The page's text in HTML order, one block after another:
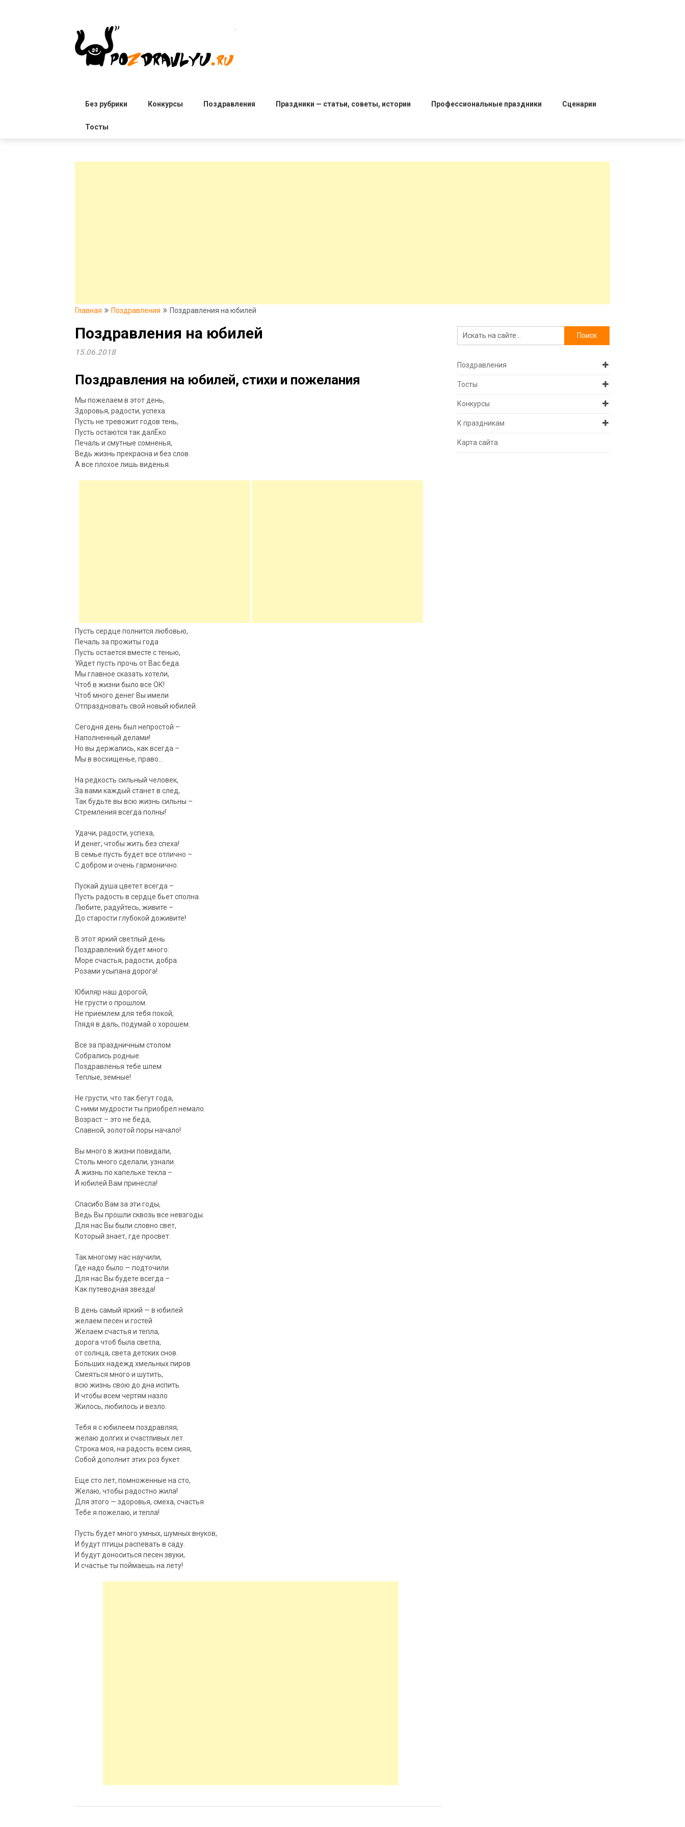
Без рубрики Конкурсы Поздравления Праздники — статьи, советы, истории Профессиональные праздники Сценарии
Тосты
Главная Поздравления Поздравления на юбилей
Поздравления на юбилей
15.06.2018
Поздравления на юбилей, стихи и пожелания
Мы пожелаем в этот день,
Здоровья, радости, успеха.
Пусть не тревожит годов тень,
Пусть остаются так далЁко
Печаль и смутные сомненья,
Ведь жизнь прекрасна и без слов.
А все плохое лишь виденья.
Пусть сердце полнится любовью,
Печаль за прожиты года
Пусть остается вместе с тенью,
Уйдет пусть прочь от Вас беда.
Мы главное сказать хотели,
Чтоб в жизни было все ОК!
Чтоб много денег Вы имели
Отпраздновать свой новый юбилей.
Сегодня день был непростой –
Наполненный делами!
Но вы держались, как всегда –
Мы в восхищенье, право…
На редкость сильный человек,
За вами каждый станет в след,
Так будьте вы всю жизнь сильны –
Стремления всегда полны!
Удачи, радости, успеха,
И денег, чтобы жить без спеха!
В семье пусть будет все отлично –
С добром и очень гармонично.
Пускай душа цветет всегда –
Пусть радость в сердце бьет сполна.
Любите, радуйтесь, живите –
До старости глубокой доживите!
В этот яркий светлый день
Поздравлений будет много:
Море счастья, радости, добра.
Розами усыпана дорога!
Юбиляр наш дорогой,
Не грусти о прошлом.
Не приемлем для тебя покой,
Глядя в даль, подумай о хорошем.
Все за праздничным столом
Собрались родные.
Поздравленья тебе шлем
Теплые, земные!
Не грусти, что так бегут года,
С ними мудрости ты приобрел немало.
Возраст – это не беда,
Славной, золотой поры начало!
Вы много в жизни повидали,
Столь много сделали, узнали.
А жизнь по капельке текла –
И юбилей Вам принесла!
Спасибо Вам за эти годы,
Ведь Вы прошли сквозь все невзгоды.
Для нас Вы были словно свет,
Который знает, где просвет.
Так многому нас научили,
Где надо было — подточили.
Для нас Вы будете всегда –
Как путеводная звезда!
В день самый яркий — в юбилей
желаем песен и гостей
Желаем счастья и тепла,
дорога чтоб была светла,
от солнца, света детских снов.
Больших надежд хмельных пиров
Смеяться много и шутить,
всю жизнь свою до дна испить.
И чтобы всем чертям назло
Жилось, любилось и везло.
Тебя я с юбилеем поздравляя,
желаю долгих и счастливых лет.
Строка моя, на радость всем сияя,
Собой дополнит этих роз букет.
Еще сто лет, помноженные на сто,
Желаю, чтобы радостно жила!
Для этого — здоровья, смеха, счастья
Тебе я пожелаю, и тепла!
Пусть будет много умных, шумных внуков,
И будут птицы распевать в саду.
И будут доноситься песен звуки,
И счастье ты поймаешь на лету!
Поздравления
Тосты
Конкурсы
К праздникам
Карта сайта